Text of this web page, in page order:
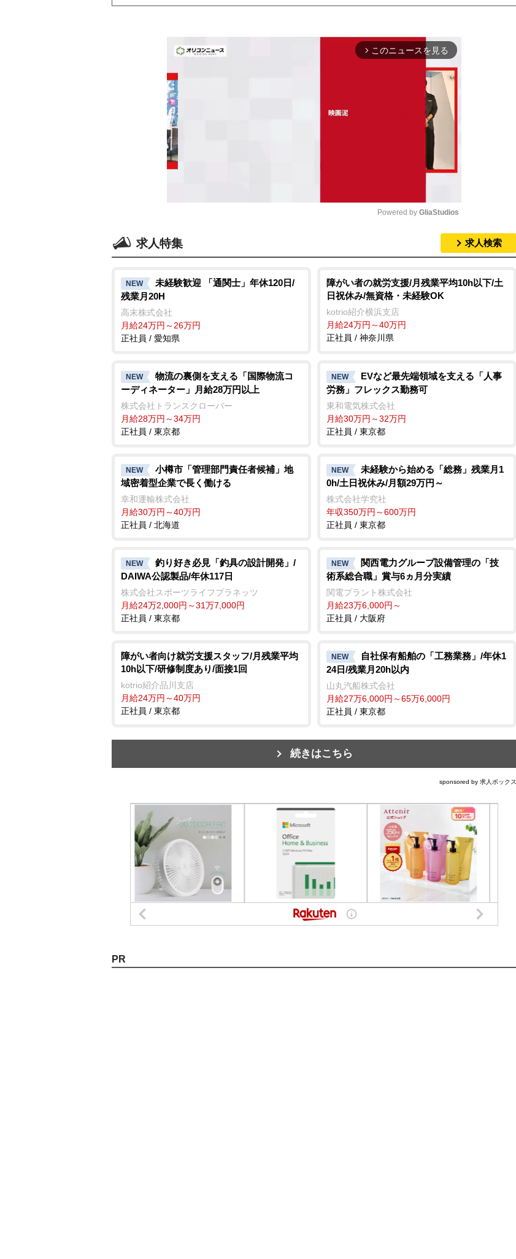
arrow_forward_ios このニュースを見る
t
e
Powered by GliaStudios
求人特集 求人検索
NEW
未経験歓迎 「通関士」年休120日/
残業月20H
高末株式会社
月給24万円～26万円
正社員 / 愛知県
障がい者の就労支援/月残業平均10h以下/土
日祝休み/無資格・未経験OK
kotrio紹介横浜支店
月給24万円～40万円
正社員 / 神奈川県
NEW
物流の裏側を支える「国際物流コ
ーディネーター」月給28万円以上
株式会社トランスクローバー
月給28万円～34万円
正社員 / 東京都
NEW
EVなど最先端領域を支える「人事
労務」フレックス勤務可
東和電気株式会社
月給30万円～32万円
正社員 / 東京都
NEW
小樽市「管理部門責任者候補」地
域密着型企業で長く働ける
幸和運輸株式会社
月給30万円～40万円
正社員 / 北海道
NEW
未経験から始める「総務」残業月1
0h/土日祝休み/月額29万円～
株式会社学究社
年収350万円～600万円
正社員 / 東京都
NEW
釣り好き必見「釣具の設計開発」/
DAIWA公認製品/年休117日
株式会社スポーツライフプラネッツ
月給24万2,000円～31万7,000円
正社員 / 東京都
NEW
関西電力グループ設備管理の「技
術系総合職」賞与6ヵ月分実績
関電プラント株式会社
月給23万6,000円～
正社員 / 大阪府
障がい者向け就労支援スタッフ/月残業平均
10h以下/研修制度あり/面接1回
kotrio紹介品川支店
月給24万円～40万円
正社員 / 東京都
NEW
自社保有船舶の「工務業務」/年休1
24日/残業月20h以内
山丸汽船株式会社
月給27万6,000円～65万6,000円
正社員 / 東京都
続きはこちら
sponsored by 求人ボックス
PR